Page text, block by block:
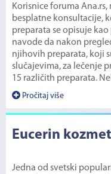
Korisnice foruma
besplatne konsultacije,
preparata se opisuje
navode da nakon
njihovih preparata, koji
slučajevima, za lečenje
15 različith preparata.
Pročitaj više
Eucerin
Jedna od svetski